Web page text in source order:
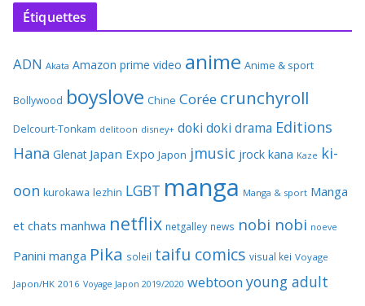
Étiquettes
ADN Akata Amazon prime video anime Anime & sport
Bollywood boyslove Chine Corée crunchyroll
Delcourt-Tonkam delitoon disney+ doki doki drama Editions
Hana Glenat Japan Expo Japon jmusic jrock kana Kaze ki-
oon kurokawa lezhin LGBT manga Manga & sport Manga
et chats manhwa netflix netgalley news nobi nobi noeve
Panini manga Pika soleil taifu comics visual kei Voyage
Japon/HK 2016 Voyage Japon 2019/2020 webtoon young adult